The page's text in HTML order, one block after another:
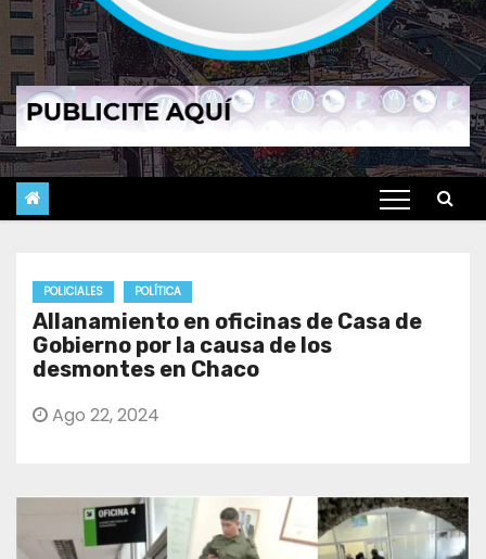
POLICIALES POLÍTICA
Allanamiento en oficinas de Casa de
Gobierno por la causa de los
desmontes en Chaco
Ago 22, 2024